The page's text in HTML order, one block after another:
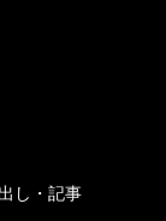
し・記事